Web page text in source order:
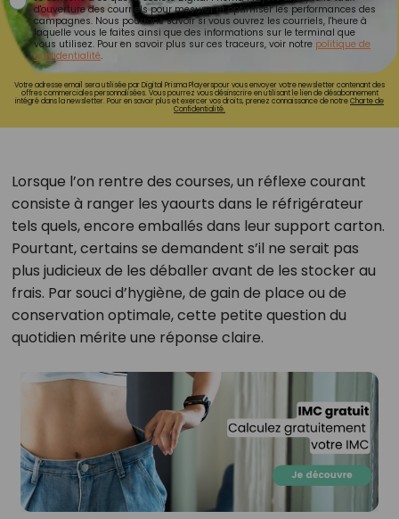
d'ouverture des courriels pour mesurer et optimiser les performances des
campagnes. Nous pourrons savoir si vous ouvrez les courriels, l'heure à
laquelle vous le faites ainsi que des informations sur le terminal que
vous utilisez. Pour en savoir plus sur ces traceurs, voir notre politique de
confidentialité.
Votre adresse email sera utilisée par Digital Prisma Playerspour vous envoyer votre newsletter contenant des
offres commerciales personnalisées. Vous pourrez vous désinscrire en utilisant le lien de désabonnement
intégré dans la newsletter. Pour en savoir plus et exercer vos droits, prenez connaissance de notreCharte de
Confidentialité.
Lorsque l’on rentre des courses, un réflexe courant
consiste à ranger les yaourts dans le réfrigérateur
tels quels, encore emballés dans leur support carton.
Pourtant, certains se demandent s’il ne serait pas
plus judicieux de les déballer avant de les stocker au
frais. Par souci d’hygiène, de gain de place ou de
conservation optimale, cette petite question du
quotidien mérite une réponse claire.